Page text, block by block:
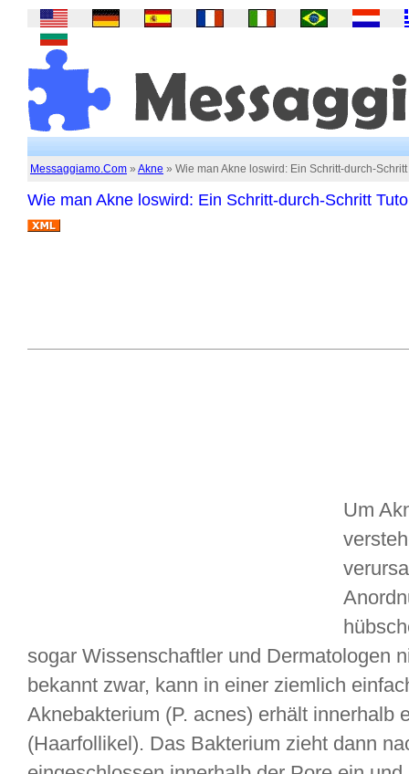
Messaggiamo.Com » Akne » Wie man Akne loswird: Ein Schritt-durch-
Wie man Akne loswird: Ein Schritt-durch-Schritt
Um
sogar Wissenschaftler und Dermatologen
bekannt zwar, kann in einer ziemlich
Aknebakterium (P. acnes) erhält innerhalb
(Haarfollikel). Das Bakterium zieht dann